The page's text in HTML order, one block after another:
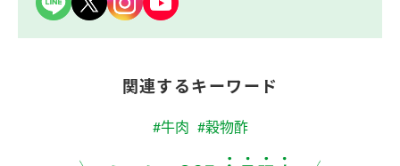
関連するキーワード
#牛肉 #穀物酢